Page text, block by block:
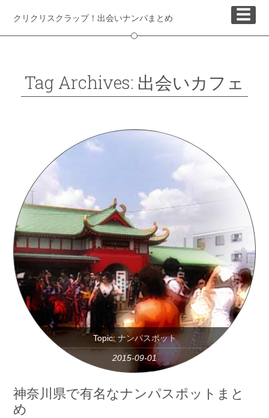
クリクリスクラップ！出会いナンパまとめ ☰
Tag Archives: 出会いカフェ
Topic:ナンパスポット
2015-09-01
神奈川県で有名なナンパスポットまと
め